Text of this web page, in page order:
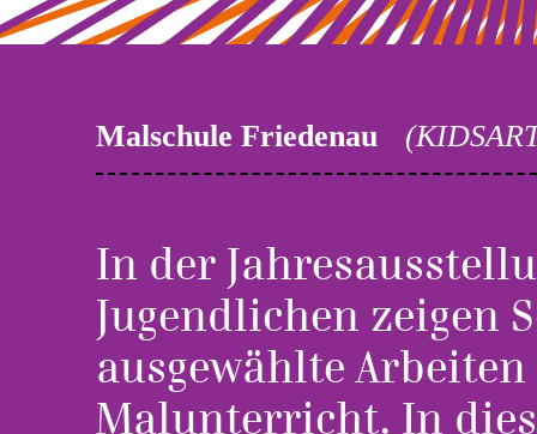
Malschule Friedenau
In der
Jugendlichen zeigen
ausgewählte
Malunterricht. In